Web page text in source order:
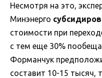
Несмотря на это,
Минэнерго
стоимости при
с тем еще 30%
Форманчук
составит 10-15 тысяч,